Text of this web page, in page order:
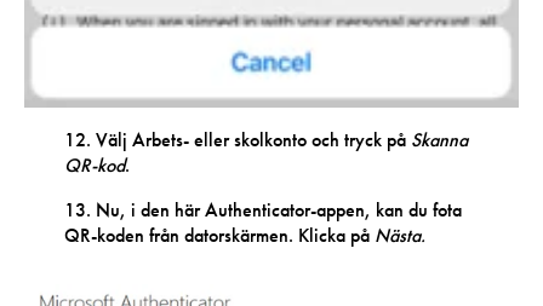
12. Välj Arbets- eller skolkonto och tryck på Skanna
QR-kod.
13. Nu, i den här Authenticator-appen, kan du fota
QR-koden från datorskärmen. Klicka på Nästa.